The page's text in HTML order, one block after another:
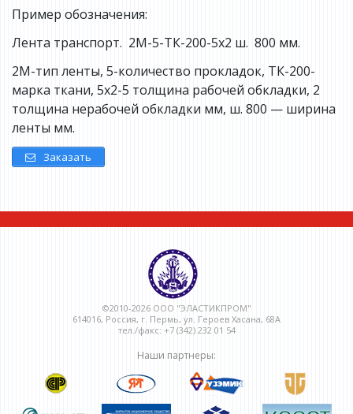
Пример обозначения:
Лента транспорт. 2М-5-ТК-200-5х2 ш. 800 мм.
2М-тип ленты, 5-количество прокладок, ТК-200-
марка ткани, 5х2-5 толщина рабочей обкладки, 2
толщина нерабочей обкладки мм, ш. 800 — ширина
ленты мм.
Заказать
©2010-2026 ООО "ЭЛАСТИКПРОМ"
614016, Россия, г. Пермь, ул. Героев Хасана, 68А
тел./факс: +7 (342) 232 01 54
Наши партнеры: